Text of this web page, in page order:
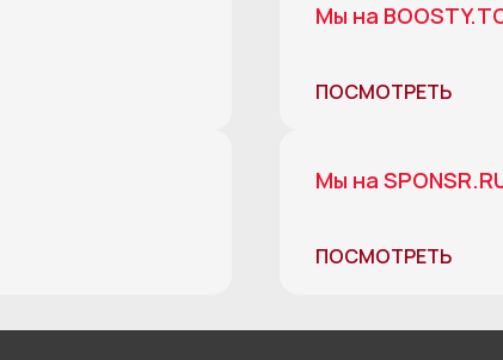
Мы на
ПОСМОТРЕТЬ
Мы на
ПОСМОТРЕТЬ